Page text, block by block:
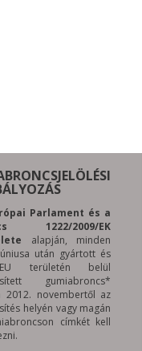
Parlament és a
1222/2009/EK
alapján, minden
után gyártott és
területén belül
gumiabroncs*
2012. novembertől az
helyén vagy magán
címkét kell